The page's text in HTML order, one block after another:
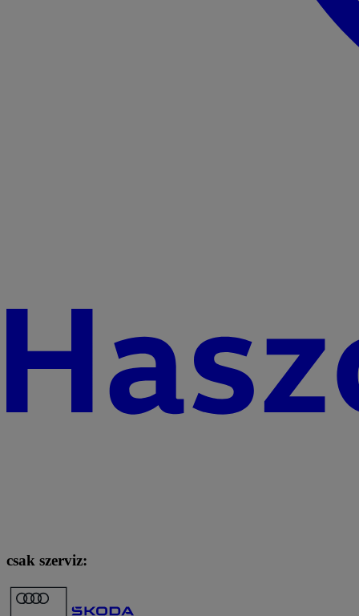
csak szerviz: